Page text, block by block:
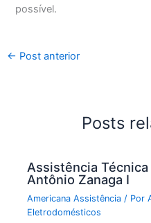
possível.
← Post anterior
Posts
Assistência
Antônio Zanaga I
Americana Assistência / Por
Eletrodomésticos